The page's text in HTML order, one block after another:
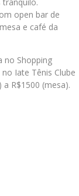
open bar de
e café da
no Shopping
Iate Tênis Clube
R$1500 (mesa).